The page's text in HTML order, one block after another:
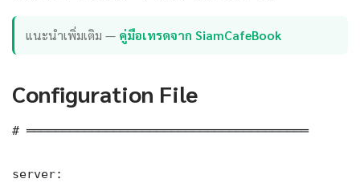
แนะนำเพิ่มเติม — คู่มือเทรดจาก SiamCafeBook
Configuration File
# ═══════════════════════════════════════
server: